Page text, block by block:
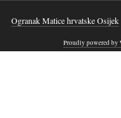
Ogranak Matice hrvatske Osijek
Proudly powered by